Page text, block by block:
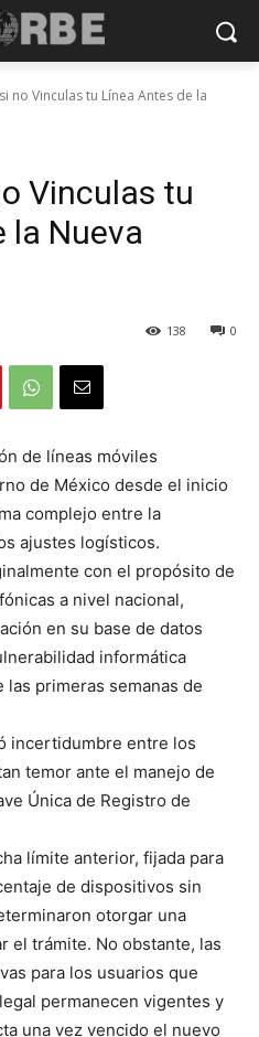
no Vinculas tu Línea Antes de la
Vinculas tu
la Nueva
0
138
de líneas móviles
de México desde el inicio
complejo entre la
ajustes logísticos.
con el propósito de
a nivel nacional,
en su base de datos
informática
primeras semanas de
incertidumbre entre los
temor ante el manejo de
Única de Registro de
límite anterior, fijada para
de dispositivos sin
otorgar una
el trámite. No obstante, las
para los usuarios que
permanecen vigentes y
una vez vencido el nuevo